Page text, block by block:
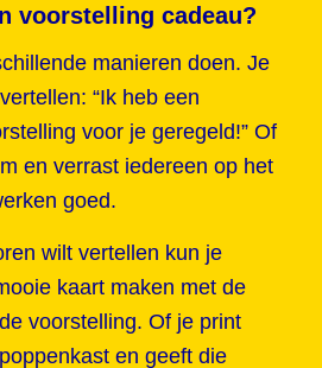
voorstelling cadeau?
manieren doen. Je
“Ik heb een
voor je geregeld!” Of
en verrast iedereen op het
goed.
wilt vertellen kun je
kaart maken met de
voorstelling. Of je print
en geeft die